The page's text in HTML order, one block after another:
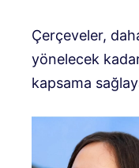
Çerçeveler,
yönelecek
kapsama